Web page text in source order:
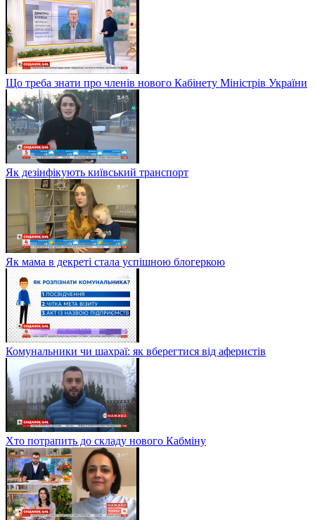
Що треба знати про членів нового Кабінету Міністрів України
Як дезінфікують київський транспорт
Як мама в декреті стала успішною блогеркою
Комунальники чи шахраї: як вберегтися від аферистів
Хто потрапить до складу нового Кабміну